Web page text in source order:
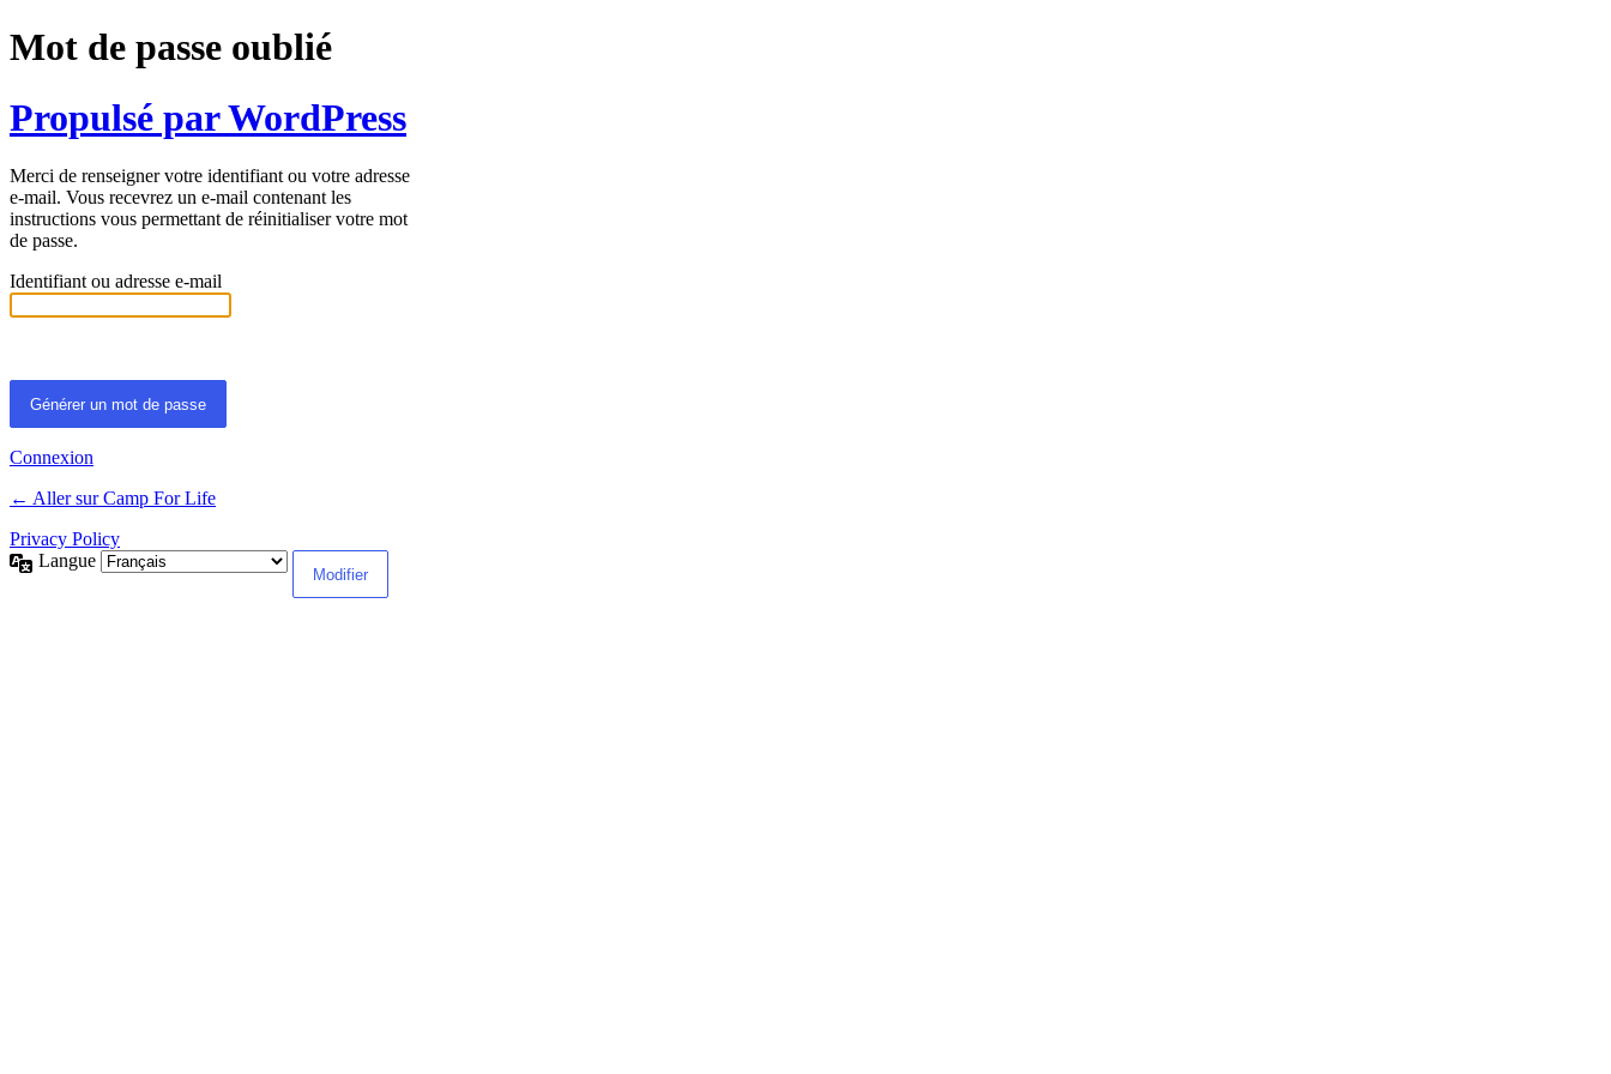
Mot de passe oublié
Propulsé par WordPress
Merci de renseigner votre identifiant ou votre adresse
e-mail. Vous recevrez un e-mail contenant les
instructions vous permettant de réinitialiser votre mot
de passe.
Identifiant ou adresse e-mail
Connexion
← Aller sur Camp For Life
Privacy Policy
Langue